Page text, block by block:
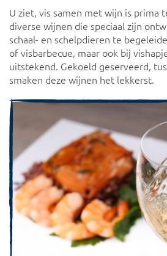
U ziet, vis samen met wijn is prima
diverse wijnen die speciaal zijn
schaal- en schelpdieren te
of visbarbecue, maar ook bij
uitstekend. Gekoeld geserveerd,
smaken deze wijnen het lekkerst.